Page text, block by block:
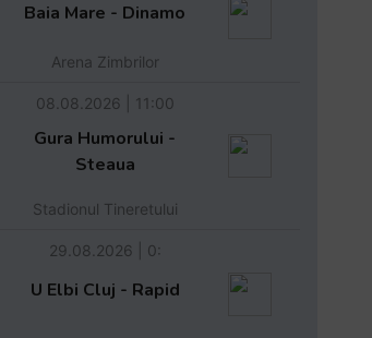
Baia Mare - Dinamo
Arena Zimbrilor
08.08.2026 | 11:00
Gura Humorului -
Steaua
Stadionul Tineretului
29.08.2026 | 0:
U Elbi Cluj - Rapid